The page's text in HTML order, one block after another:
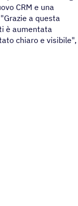
CRM e una
a questa
è aumentata
chiaro e visibile",